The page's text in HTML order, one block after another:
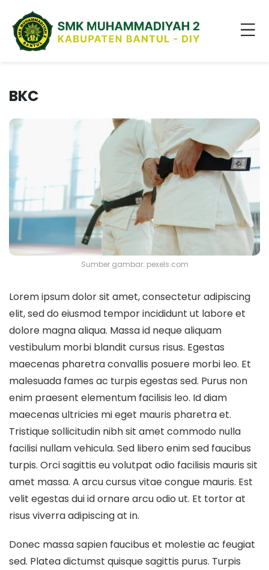
BKC
Sumber gambar: pexels.com
Lorem ipsum dolor sit amet, consectetur adipiscing
elit, sed do eiusmod tempor incididunt ut labore et
dolore magna aliqua. Massa id neque aliquam
vestibulum morbi blandit cursus risus. Egestas
maecenas pharetra convallis posuere morbi leo. Et
malesuada fames ac turpis egestas sed. Purus non
enim praesent elementum facilisis leo. Id diam
maecenas ultricies mi eget mauris pharetra et.
Tristique sollicitudin nibh sit amet commodo nulla
facilisi nullam vehicula. Sed libero enim sed faucibus
turpis. Orci sagittis eu volutpat odio facilisis mauris sit
amet massa. A arcu cursus vitae congue mauris. Est
velit egestas dui id ornare arcu odio ut. Et tortor at
risus viverra adipiscing at in.
Donec massa sapien faucibus et molestie ac feugiat
sed. Platea dictumst quisque sagittis purus. Turpis